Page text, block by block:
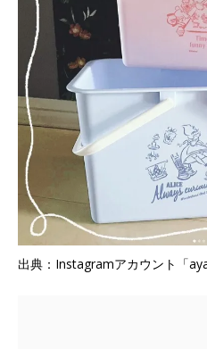
出典：Instagramアカウント「